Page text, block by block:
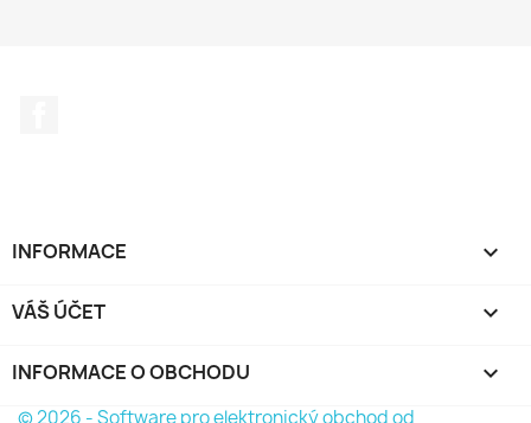
INFORMACE 
VÁŠ ÚČET 
INFORMACE O OBCHODU keyboard_arrow_down
© 2026 - Software pro elektronický obchod od